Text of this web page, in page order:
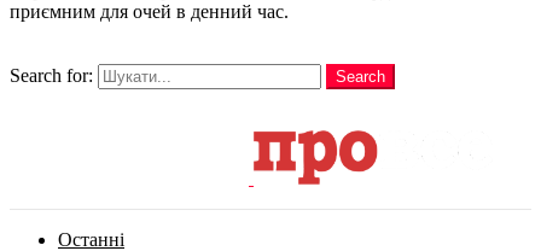
приємним для очей в денний час.
Search for:
Search
Останні